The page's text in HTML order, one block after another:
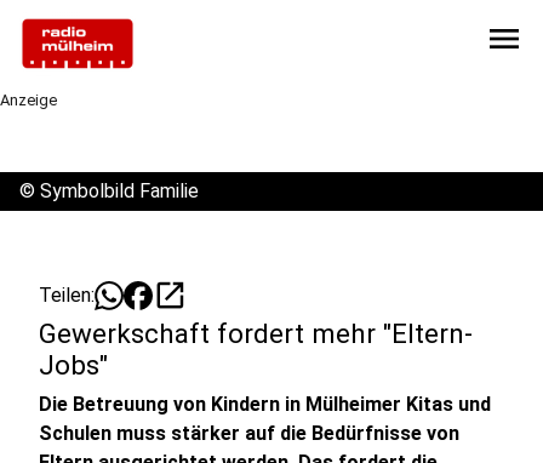
menu
Anzeige
© Symbolbild Familie
Teilen: open_in_new
Gewerkschaft fordert mehr "Eltern-
Jobs"
Die Betreuung von Kindern in Mülheimer Kitas und
Schulen muss stärker auf die Bedürfnisse von